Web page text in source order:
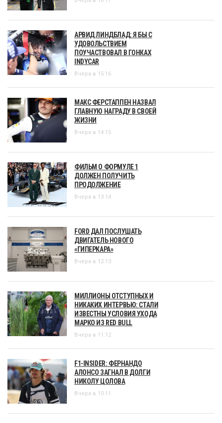
АРВИД ЛИНДБЛАД: Я БЫ С
УДОВОЛЬСТВИЕМ
ПОУЧАСТВОВАЛ В ГОНКАХ
INDYCAR
Вчера в 15:16
МАКС ФЕРСТАППЕН НАЗВАЛ
ГЛАВНУЮ НАГРАДУ В СВОЕЙ
ЖИЗНИ
Вчера в 14:15
ФИЛЬМ О ФОРМУЛЕ 1
ДОЛЖЕН ПОЛУЧИТЬ
ПРОДОЛЖЕНИЕ
Вчера в 13:14
FORD ДАЛ ПОСЛУШАТЬ
ДВИГАТЕЛЬ НОВОГО
«ГИПЕРКАРА»
Вчера в 12:13
МИЛЛИОНЫ ОТСТУПНЫХ И
НИКАКИХ ИНТЕРВЬЮ: СТАЛИ
ИЗВЕСТНЫ УСЛОВИЯ УХОДА
МАРКО ИЗ RED BULL
Вчера в 11:12
F1-INSIDER: ФЕРНАНДО
АЛОНСО ЗАГНАЛ В ДОЛГИ
НИКОЛУ ЦОЛОВА
Вчера в 10:11